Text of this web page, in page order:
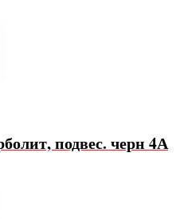
подвес. черн 4А